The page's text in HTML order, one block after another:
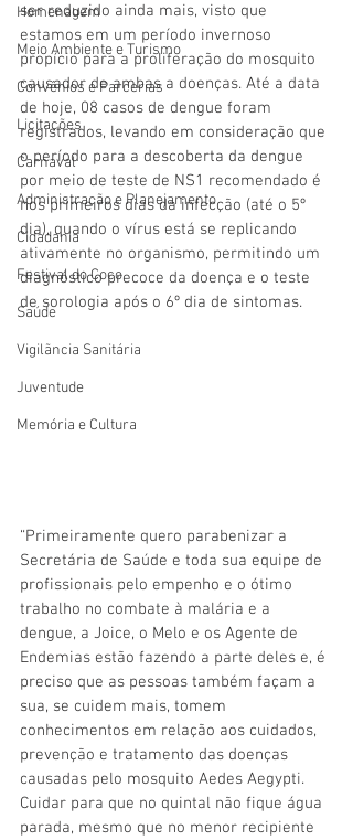
Homenagem
Meio Ambiente e Turismo
Convênios e Parcerias
Licitações
Carnaval
Administração e Planejamento
Cidadania
Festival do Coco
Saúde
Vigilãncia Sanitária
Juventude
Memória e Cultura
ser reduzido ainda mais, visto que
estamos em um período invernoso
propício para a proliferação do mosquito
causador de ambas a doenças. Até a data
de hoje, 08 casos de dengue foram
registrados, levando em consideração que
o período para a descoberta da dengue
por meio de teste de NS1 recomendado é
nos primeiros dias da infecção (até o 5º
dia), quando o vírus está se replicando
ativamente no organismo, permitindo um
diagnóstico precoce da doença e o teste
de sorologia após o 6º dia de sintomas.
“Primeiramente quero parabenizar a
Secretária de Saúde e toda sua equipe de
profissionais pelo empenho e o ótimo
trabalho no combate à malária e a
dengue, a Joice, o Melo e os Agente de
Endemias estão fazendo a parte deles e, é
preciso que as pessoas também façam a
sua, se cuidem mais, tomem
conhecimentos em relação aos cuidados,
prevenção e tratamento das doenças
causadas pelo mosquito Aedes Aegypti.
Cuidar para que no quintal não fique água
parada, mesmo que no menor recipiente